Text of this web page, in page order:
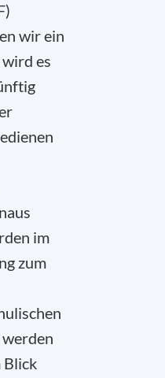
wir ein
es
im
zum
Blick